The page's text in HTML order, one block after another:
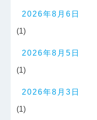
2026年8月6日
(1)
2026年8月5日
(1)
2026年8月3日
(1)